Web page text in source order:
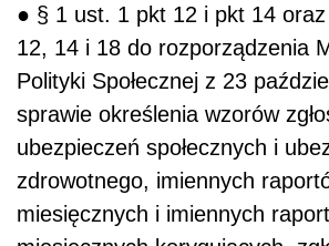
● § 1 ust. 1 pkt 12 i pkt 14 oraz
12, 14 i 18 do rozporządzenia
Polityki Społecznej z 23
sprawie określenia wzorów
ubezpieczeń społecznych i
zdrowotnego, imiennych
miesięcznych i imiennych